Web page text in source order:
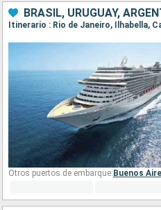
BRASIL, URUGUAY,
Itinerario : Rio de Janeiro, Ilhabella,
Otros puertos de embarque: Buenos